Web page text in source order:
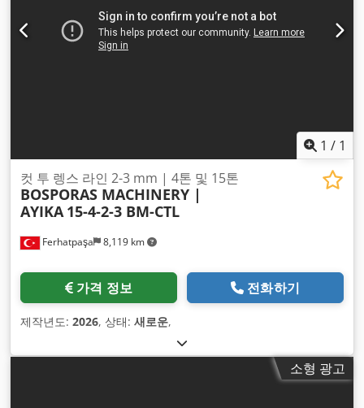
1 / 1
Ferhatpaşa 8,119 km
컷 투 렝스 라인 2-3 mm | 4톤 및 15톤
BOSPORAS MACHINERY |
AYIKA 15-4-2-3 BM-CTL
가격 정보 전화하기
제작년도: 2026, 상태: 새로운,
소형 광고